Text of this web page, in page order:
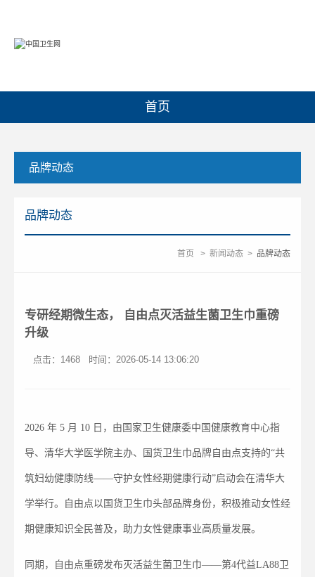
首页
品牌动态
品牌动态
首页 > 新闻动态 > 品牌动态
专研经期微生态， 自由点灭活益生菌卫生巾重磅
升级
点击：1468 时间：2026-05-14 13:06:20
2026 年 5 月 10 日，由国家卫生健康委中国健康教育中心指
导、清华大学医学院主办、国货卫生巾品牌自由点支持的“共
筑妇幼健康防线——守护女性经期健康行动”启动会在清华大
学举行。自由点以国货卫生巾头部品牌身份，积极推动女性经
期健康知识全民普及，助力女性健康事业高质量发展。
同期，自由点重磅发布灭活益生菌卫生巾——第4代益LA88卫